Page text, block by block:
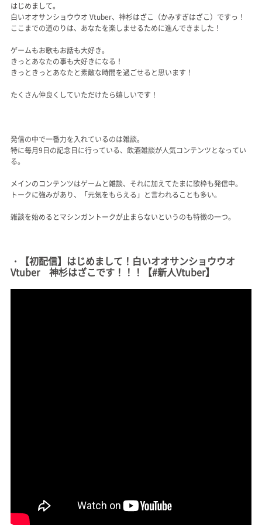
はじめまして。
白いオオサンショウウオ Vtuber、神杉はざこ（かみすぎはざこ）ですっ！
ここまでの道のりは、あなたを楽しませるために進んできました！
ゲームもお歌もお話も大好き。
きっとあなたの事も大好きになる！
きっときっとあなたと素敵な時間を過ごせると思います！
たくさん仲良くしていただけたら嬉しいです！
発信の中で一番力を入れているのは雑談。
特に毎月9日の記念日に行っている、飲酒雑談が人気コンテンツとなってい
る。
メインのコンテンツはゲームと雑談、それに加えてたまに歌枠も発信中。
トークに強みがあり、「元気をもらえる」と言われることも多い。
雑談を始めるとマシンガントークが止まらないというのも特徴の一つ。
・【初配信】はじめまして！白いオオサンショウウオ
Vtuber 神杉はざこです！！！【#新人Vtuber】